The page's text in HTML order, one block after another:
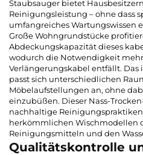
Staubsauger bietet
Reinigungsleistung – ohne dass
umfangreiches Wartungswissen
Große Wohngrundstücke
Abdeckungskapazität dieses
wodurch die Notwendigkeit
Verlängerungskabel entfällt.
passt sich unterschiedlichen
Möbelaufstellungen an, ohne
einzubüßen. Dieser Nass-
nachhaltige
herkömmlichen Wischmodellen
Reinigungsmitteln und den
Qualitätskontrolle